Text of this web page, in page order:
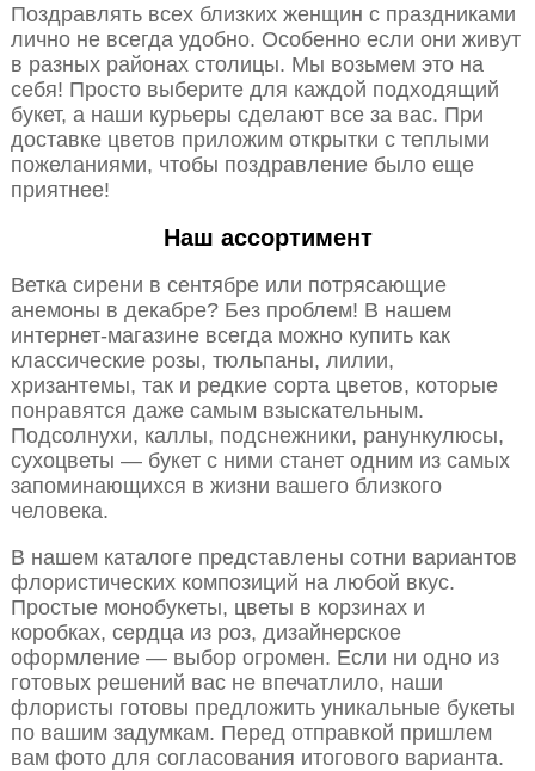
Поздравлять всех близких женщин с праздниками
лично не всегда удобно. Особенно если они живут
в разных районах столицы. Мы возьмем это на
себя! Просто выберите для каждой подходящий
букет, а наши курьеры сделают все за вас. При
доставке цветов приложим открытки с теплыми
пожеланиями, чтобы поздравление было еще
приятнее!
Наш ассортимент
Ветка сирени в сентябре или потрясающие
анемоны в декабре? Без проблем! В нашем
интернет-магазине всегда можно купить как
классические розы, тюльпаны, лилии,
хризантемы, так и редкие сорта цветов, которые
понравятся даже самым взыскательным.
Подсолнухи, каллы, подснежники, ранункулюсы,
сухоцветы — букет с ними станет одним из самых
запоминающихся в жизни вашего близкого
человека.
В нашем каталоге представлены сотни вариантов
флористических композиций на любой вкус.
Простые монобукеты, цветы в корзинах и
коробках, сердца из роз, дизайнерское
оформление — выбор огромен. Если ни одно из
готовых решений вас не впечатлило, наши
флористы готовы предложить уникальные букеты
по вашим задумкам. Перед отправкой пришлем
вам фото для согласования итогового варианта.